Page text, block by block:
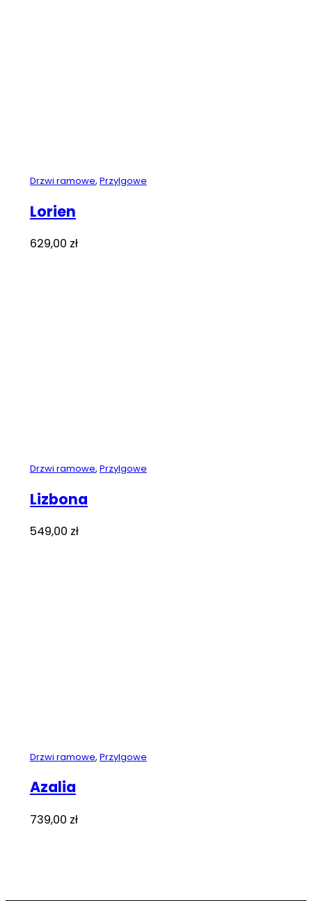
Drzwi ramowe, Przylgowe
Lorien
629,00 zł
Drzwi ramowe, Przylgowe
Lizbona
549,00 zł
Drzwi ramowe, Przylgowe
Azalia
739,00 zł